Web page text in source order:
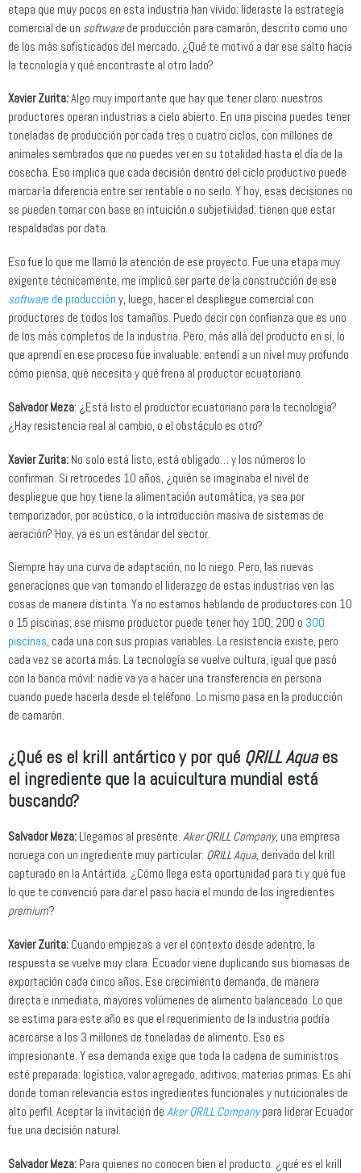
etapa que muy pocos en esta industria han vivido: lideraste la estrategia
comercial de un softwarede producción para camarón, descrito como uno
de los más sofisticados del mercado. ¿Qué te motivó a dar ese salto hacia
la tecnología y qué encontraste al otro lado?
Xavier Zurita:Algo muy importante que hay que tener claro: nuestros
productores operan industrias a cielo abierto. En una piscina puedes tener
toneladas de producción por cada tres o cuatro ciclos, con millones de
animales sembrados que no puedes ver en su totalidad hasta el día de la
cosecha. Eso implica que cada decisión dentro del ciclo productivo puede
marcar la diferencia entre ser rentable o no serlo. Y hoy, esas decisiones no
se pueden tomar con base en intuición o subjetividad: tienen que estar
respaldadas por data.
Eso fue lo que me llamó la atención de ese proyecto. Fue una etapa muy
exigente técnicamente, me implicó ser parte de la construcción de ese
software de producción y, luego, hacer el despliegue comercial con
productores de todos los tamaños. Puedo decir con confianza que es uno
de los más completos de la industria. Pero, más allá del producto en sí, lo
que aprendí en ese proceso fue invaluable: entendí a un nivel muy profundo
cómo piensa, qué necesita y qué frena al productor ecuatoriano.
Salvador Meza: ¿Está listo el productor ecuatoriano para la tecnología?
¿Hay resistencia real al cambio, o el obstáculo es otro?
Xavier Zurita: No solo está listo, está obligado… y los números lo
confirman. Si retrocedes 10 años, ¿quién se imaginaba el nivel de
despliegue que hoy tiene la alimentación automática, ya sea por
temporizador, por acústico, o la introducción masiva de sistemas de
aeración? Hoy, ya es un estándar del sector.
Siempre hay una curva de adaptación, no lo niego. Pero, las nuevas
generaciones que van tomando el liderazgo de estas industrias ven las
cosas de manera distinta. Ya no estamos hablando de productores con 10
o 15 piscinas; ese mismo productor puede tener hoy 100, 200 o 300
piscinas, cada una con sus propias variables. La resistencia existe, pero
cada vez se acorta más. La tecnología se vuelve cultura, igual que pasó
con la banca móvil: nadie va ya a hacer una transferencia en persona
cuando puede hacerla desde el teléfono. Lo mismo pasa en la producción
de camarón.
¿Qué es el krill antártico y por qué QRILL Aquaes
el ingrediente que la acuicultura mundial está
buscando?
Salvador Meza: Llegamos al presente. Aker QRILL Company, una empresa
noruega con un ingrediente muy particular: QRILL Aqua, derivado del krill
capturado en la Antártida. ¿Cómo llega esta oportunidad para ti y qué fue
lo que te convenció para dar el paso hacia el mundo de los ingredientes
premium?
Xavier Zurita: Cuando empiezas a ver el contexto desde adentro, la
respuesta se vuelve muy clara. Ecuador viene duplicando sus biomasas de
exportación cada cinco años. Ese crecimiento demanda, de manera
directa e inmediata, mayores volúmenes de alimento balanceado. Lo que
se estima para este año es que el requerimiento de la industria podría
acercarse a los 3 millones de toneladas de alimento. Eso es
impresionante. Y esa demanda exige que toda la cadena de suministros
esté preparada: logística, valor agregado, aditivos, materias primas. Es ahí
donde toman relevancia estos ingredientes funcionales y nutricionales de
alto perfil. Aceptar la invitación de Aker QRILL Companypara liderar Ecuador
fue una decisión natural.
Salvador Meza: Para quienes no conocen bien el producto: ¿qué es el krill